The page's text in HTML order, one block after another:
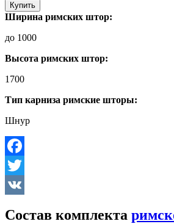
Купить
Ширина римских штор:
до 1000
Высота римских штор:
1700
Тип карниза римские шторы:
Шнур
Facebook
Twitter
Состав комплекта